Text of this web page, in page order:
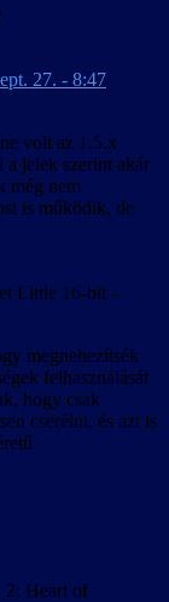
27. - 8:47
volt az 1.5.x
jelek szerint akár
még nem
is működik, de
Little 16-bit -
megnehezítsék
felhasználását
hogy csak
cserélni, és azt is
2: Heart of